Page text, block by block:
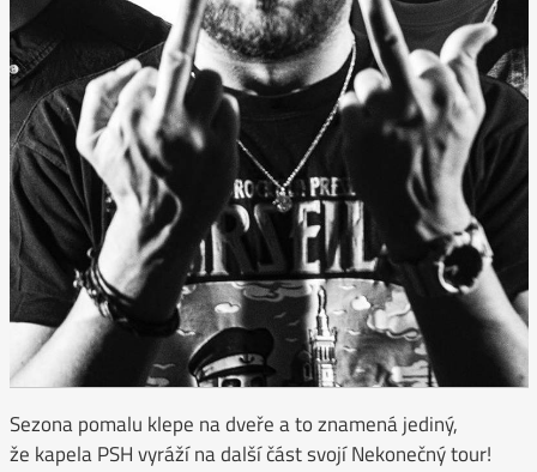
Sezona pomalu klepe na dveře a to znamená jediný,
že kapela PSH vyráží na další část svojí Nekonečný tour!